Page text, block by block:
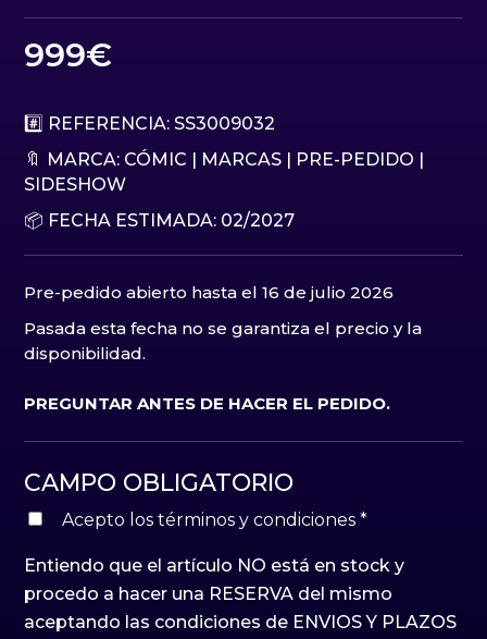
999€
#️⃣ REFERENCIA: SS3009032
🔖 MARCA: CÓMIC MARCAS PRE-PEDIDO
SIDESHOW
📦 FECHA ESTIMADA: 02/2027
Pre-pedido abierto hasta el 16 de julio 2026
Pasada esta fecha no se garantiza el precio y la
disponibilidad.
PREGUNTAR ANTES DE HACER EL PEDIDO.
CAMPO OBLIGATORIO
Acepto los términos y condiciones*
Entiendo que el artículo NO está en stock y
procedo a hacer una RESERVA del mismo
aceptando las condiciones de ENVIOS Y PLAZOS